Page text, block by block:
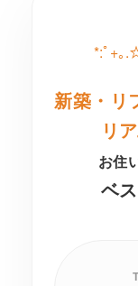
*:ﾟ+｡
新築・リ
リ
お住
ベ